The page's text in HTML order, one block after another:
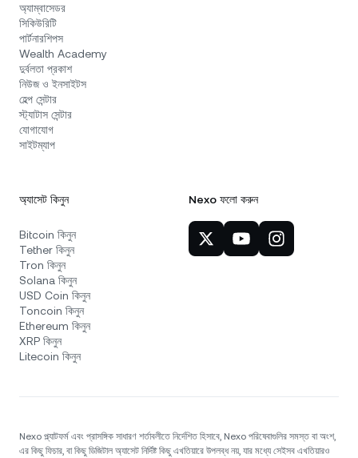
অ্যাম্বাসেডর
সিকিউরিটি
পার্টনারশিপস
Wealth Academy
দুর্বলতা প্রকাশ
নিউজ ও ইনসাইটস
হেল্প সেন্টার
স্ট্যাটাস সেন্টার
যোগাযোগ
সাইটম্যাপ
অ্যাসেট কিনুন
Bitcoin কিনুন
Tether কিনুন
Tron কিনুন
Solana কিনুন
USD Coin কিনুন
Toncoin কিনুন
Ethereum কিনুন
XRP কিনুন
Litecoin কিনুন
Nexo ফলো করুন
Nexo প্ল্যাটফর্ম এবং প্রাসঙ্গিক সাধারণ শর্তাবলীতে নির্দেশিত হিসাবে, Nexo পরিষেবাগুলির সমস্ত বা অংশ,
এর কিছু ফিচার, বা কিছু ডিজিটাল অ্যাসেট নির্দিষ্ট কিছু এখতিয়ারে উপলব্ধ নয়, যার মধ্যে সেইসব এখতিয়ারও